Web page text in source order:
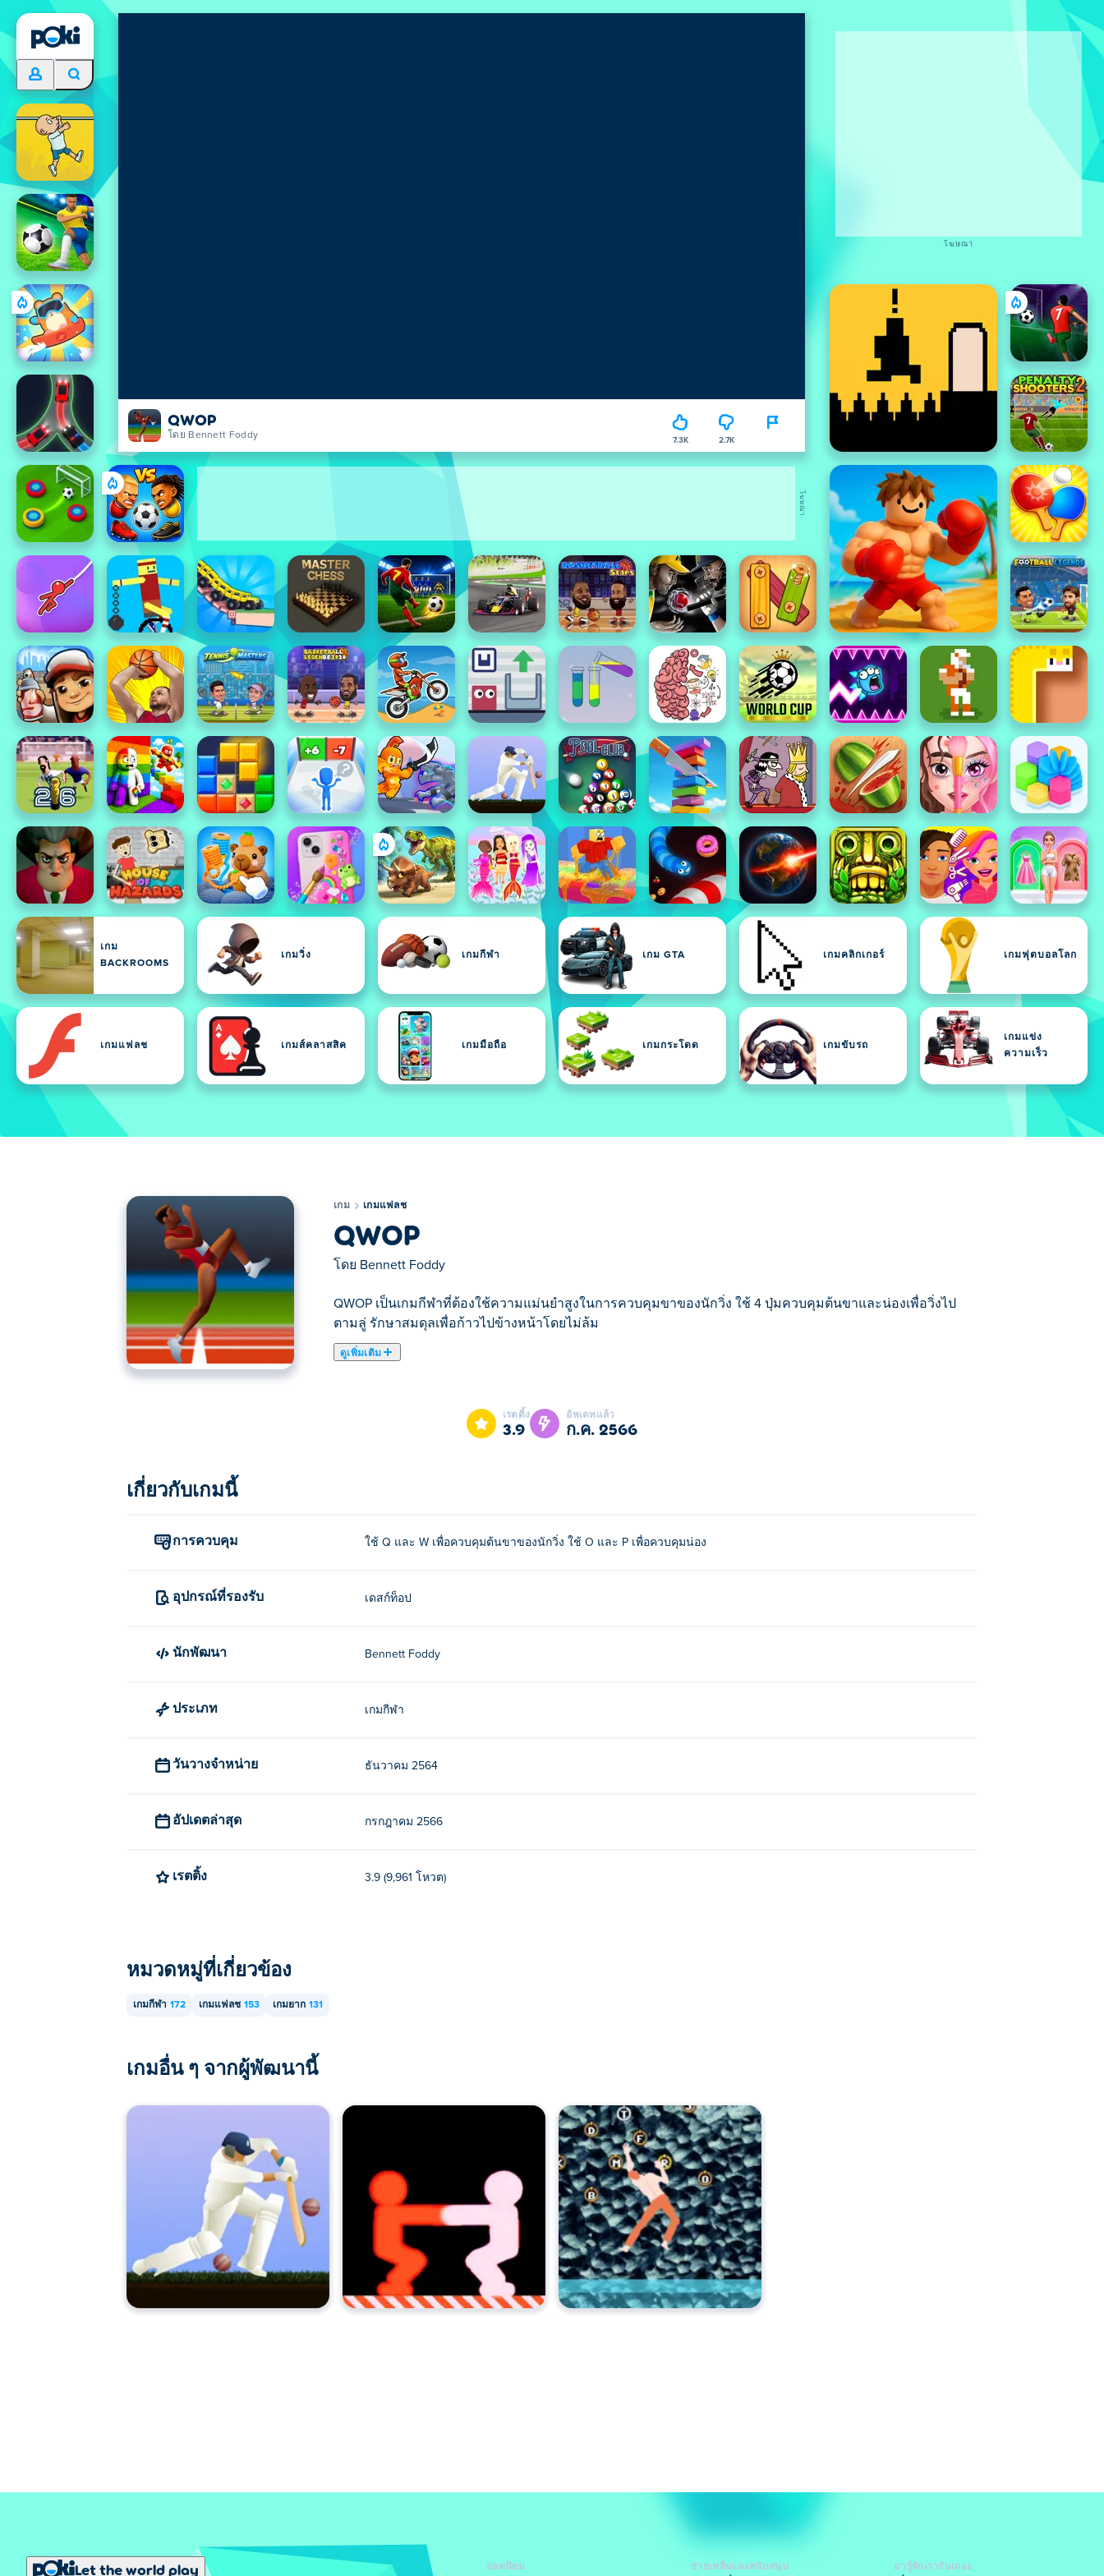
QWOP
โดย Bennett Foddy 7.3K 2.7K
เกม
BACKROOMS
เกมวิ่ง เกมกีฬา เกม GTA เกมคลิกเกอร์ เกมฟุตบอลโลก
เกมแฟลช เกมส์คลาสสิค เกมมือถือ เกมกระโดด เกมขับรถ
เกมแข่ง
ความเร็ว
โฆษณา
โฆษณา
เกม เกมแฟลช
QWOP
โดย Bennett Foddy
QWOP เป็นเกมกีฬาที่ต้องใช้ความแม่นยำสูงในการควบคุมขาของนักวิ่ง ใช้ 4 ปุ่มควบคุมต้นขาและน่องเพื่อวิ่งไป
ตามลู่ รักษาสมดุลเพื่อก้าวไปข้างหน้าโดยไม่ล้ม
ดูเพิ่มเติม
QWOP เป็นเกมฝึกทักษะที่คุณต้องควบคุมการเคลื่อนไหวของขาของนักกีฬาเพื่อให้ตัวละครเคลื่อนที่ไปข้างหน้าโดยพยายามหลีกเลี่ยงการล้ม คุณต้องทำ
ปุ่ม Q บังคับต้นขาขวาของนักวิ่งไปข้างหน้าและต้นขาซ้ายไปข้างหลัง และปุ่ม W ส่งผลต่อต้นขาด้วยและทำตรงกันข้าม ปุ่ม O และ P ทำงานในลักษณะ
เดียวกับปุ่ม Q และ W แต่ใช้กับน่องของนักวิ่ง ปริมาณการเคลื่อนไหวที่แท้จริงของข้อต่อได้รับผลกระทบจากแรงต้านเนื่องจากแรงโน้มถ่วงและความเฉื่อย
ปันคะแนนของคุณกับเพื่อน ๆ ในขณะที่คุณเล่น อย่าลืมตรวจสอบภาคต่อของ QWOP
ควบคุมการเคลื่อนไหวของขาของนักกีฬาเพื่อให้ตัวละครเคลื่อนที่ไปข้างหน้าในขณะที่พยายามหลีกเลี่ยงการล้มโดยใช้ปุ่ม Q, W, O และ P เท่านั้น
เรตติ้ง
3.9
อัพเดทแล้ว
ก.ค. 2566
เกี่ยวกับเกมนี้
การควบคุม ใช้ Q และ W เพื่อควบคุมต้นขาของนักวิ่ง ใช้ O และ P เพื่อควบคุมน่อง
อุปกรณ์ที่รองรับ เดสก์ท็อป
นักพัฒนา Bennett Foddy
ประเภท เกมกีฬา
วันวางจำหน่าย ธันวาคม 2564
อัปเดตล่าสุด กรกฎาคม 2566
เรตติ้ง 3.9 (9,961 โหวต)
หมวดหมู่ที่เกี่ยวข้อง
เกมกีฬา 172 เกมแฟลช 153 เกมยาก 131
เกมอื่น ๆ จากผู้พัฒนานี้
Let the world play ยอดนิยม ช่วยเหลือและสนับสนุน มารู้จักเรากันเถอะ